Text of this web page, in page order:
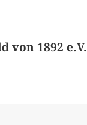
von 1892 e.V.